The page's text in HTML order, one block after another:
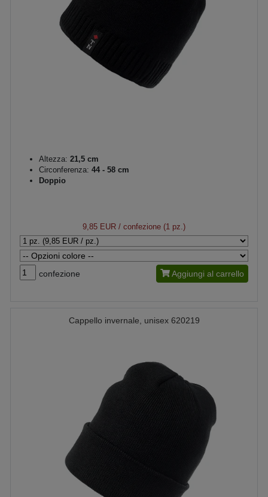
Altezza: 21,5 cm
Circonferenza: 44 - 58 cm
Doppio
9,85 EUR / confezione (1 pz.)
confezione Aggiungi al carrello
Cappello invernale, unisex 620219